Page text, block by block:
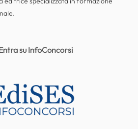
su InfoConcorsi